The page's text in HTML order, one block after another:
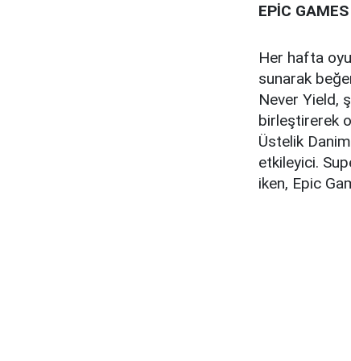
EPİC
Her hafta
sunarak
Never Yield,
birleştirerek
Üstelik
etkileyici.
iken, Epic